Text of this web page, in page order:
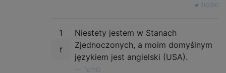
źródło
1
Niestety jestem w Stanach
Zjednoczonych, a moim domyślnym
językiem jest angielski (USA).
TomG